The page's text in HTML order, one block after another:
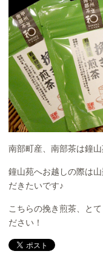
南部町産、南部茶は鐘
鐘山苑へお越しの際は
だきたいです♪
こちらの挽き煎茶、と
ださい！